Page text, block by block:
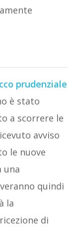
prudenziale
è stato
a scorrere le
avviso
le nuove
una
quindi
la
di